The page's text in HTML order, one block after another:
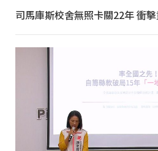
司馬庫斯校舍無照卡關22年 衝